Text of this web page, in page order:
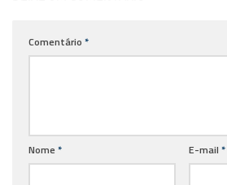
Comentário *
Nome * E-mail *